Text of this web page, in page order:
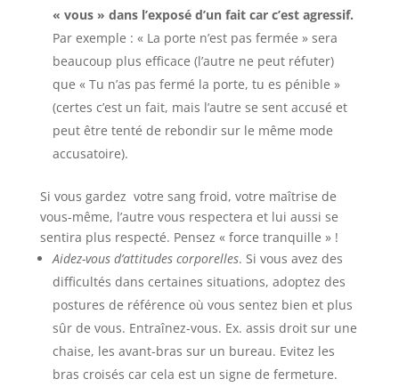
« vous » dans l’exposé d’un fait car c’est agressif.
Par exemple : « La porte n’est pas fermée » sera
beaucoup plus efficace (l’autre ne peut réfuter)
que « Tu n’as pas fermé la porte, tu es pénible »
(certes c’est un fait, mais l’autre se sent accusé et
peut être tenté de rebondir sur le même mode
accusatoire).
Si vous gardez votre sang froid, votre maîtrise de
vous-même, l’autre vous respectera et lui aussi se
sentira plus respecté. Pensez « force tranquille » !
Aidez-vous d’attitudes corporelles. Si vous avez des
difficultés dans certaines situations, adoptez des
postures de référence où vous sentez bien et plus
sûr de vous. Entraînez-vous. Ex. assis droit sur une
chaise, les avant-bras sur un bureau. Evitez les
bras croisés car cela est un signe de fermeture.